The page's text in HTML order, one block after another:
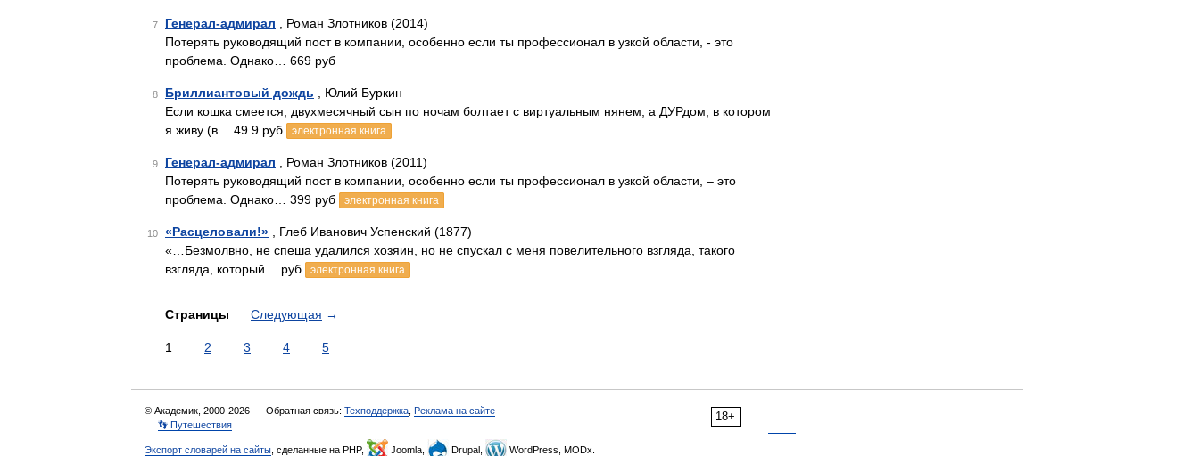
7 Генерал-адмирал , Роман Злотников (2014)
Потерять руководящий пост в компании, особенно если ты профессионал в узкой области, - это
проблема. Однако… 669 руб
8 Бриллиантовый дождь , Юлий Буркин
Если кошка смеется, двухмесячный сын по ночам болтает с виртуальным нянем, а ДУРдом, в котором
я живу (в… 49.9 руб
электронная книга
9 Генерал-адмирал , Роман Злотников (2011)
Потерять руководящий пост в компании, особенно если ты профессионал в узкой области, – это
проблема. Однако… 399 руб
электронная книга
10 «Расцеловали!» , Глеб Иванович Успенский (1877)
«…Безмолвно, не спеша удалился хозяин, но не спускал с меня повелительного взгляда, такого
взгляда, который… руб
электронная книга
Страницы Следующая →
1 2 3 4 5
18+
© Академик, 2000-2026 Обратная связь: Техподдержка Реклама на сайте
👣 Путешествия
Экспорт словарей на сайты , сделанные на PHP, Joomla, Drupal, WordPress, MODx.